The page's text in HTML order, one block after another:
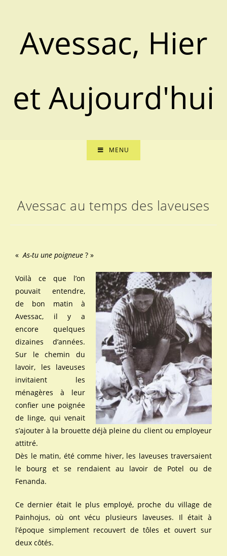
Avessac, Hier
et Aujourd'hui
MENU
Avessac au temps des laveuses
«As-tu une poigneue ? »
Voilà ce que l’on
pouvait entendre,
de bon matin à
Avessac, il y a
encore quelques
dizaines d’années.
Sur le chemin du
lavoir, les laveuses
invitaient les
ménagères à leur
confier une poignée
de linge, qui venait
s’ajouter à la brouette déjà pleine du client ou employeur
attitré.
Dès le matin, été comme hiver, les laveuses traversaient
le bourg et se rendaient au lavoir de Potel ou de
Fenanda.
Ce dernier était le plus employé, proche du village de
Painhojus, où ont vécu plusieurs laveuses. Il était à
l’époque simplement recouvert de tôles et ouvert sur
deux côtés.